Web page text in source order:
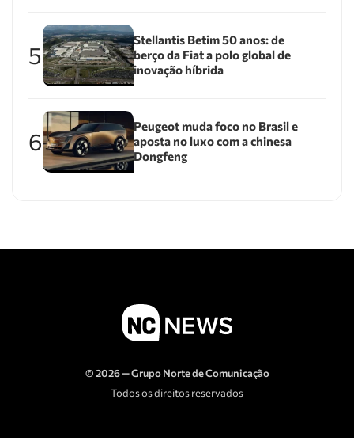
5
Stellantis Betim 50 anos: de
berço da Fiat a polo global de
inovação híbrida
6
Peugeot muda foco no Brasil e
aposta no luxo com a chinesa
Dongfeng
© 2026 — Grupo Norte de Comunicação
Todos os direitos reservados